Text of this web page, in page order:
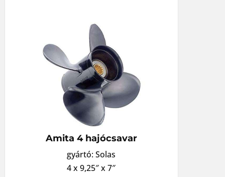
Amita 4 hajócsavar
gyártó: Solas
4 x 9,25″ x 7″